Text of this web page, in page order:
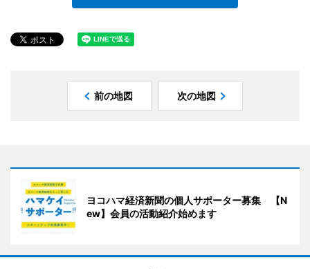
前の地図 次の地図
ヨコハマ経済新聞の個人サポーター募集 【N
ew】会員の活動紹介始めます